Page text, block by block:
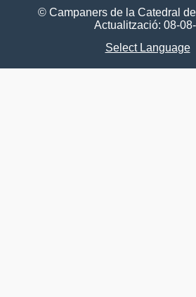
© Campaners de la Catedral
Actualització: 08-
Select Language